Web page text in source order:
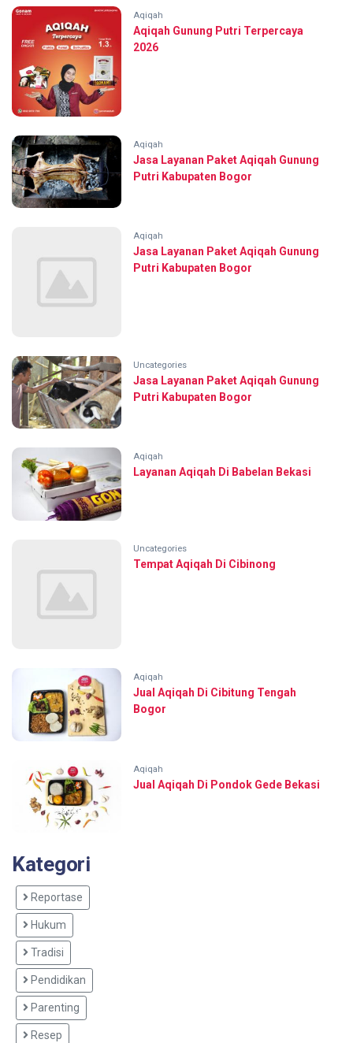
Aqiqah
Aqiqah Gunung Putri Terpercaya
2026
Aqiqah
Jasa Layanan Paket Aqiqah Gunung
Putri Kabupaten Bogor
Aqiqah
Jasa Layanan Paket Aqiqah Gunung
Putri Kabupaten Bogor
Uncategories
Jasa Layanan Paket Aqiqah Gunung
Putri Kabupaten Bogor
Aqiqah
Layanan Aqiqah Di Babelan Bekasi
Uncategories
Tempat Aqiqah Di Cibinong
Aqiqah
Jual Aqiqah Di Cibitung Tengah
Bogor
Aqiqah
Jual Aqiqah Di Pondok Gede Bekasi
Kategori
Reportase
Hukum
Tradisi
Pendidikan
Parenting
Resep